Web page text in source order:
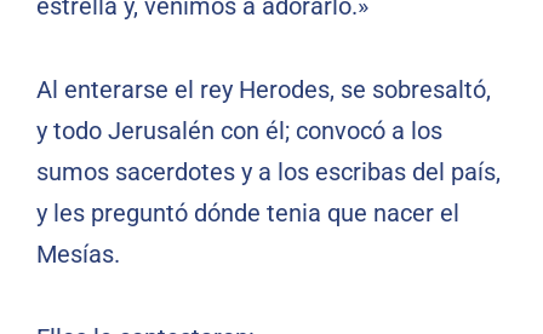
estrella y, venimos a adorarlo.»
Al enterarse el rey Herodes, se sobresaltó,
y todo Jerusalén con él; convocó a los
sumos sacerdotes y a los escribas del país,
y les preguntó dónde tenia que nacer el
Mesías.